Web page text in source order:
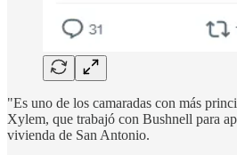
"Es uno de los camaradas con más
Xylem, que trabajó con Bushnell para
vivienda de San Antonio.